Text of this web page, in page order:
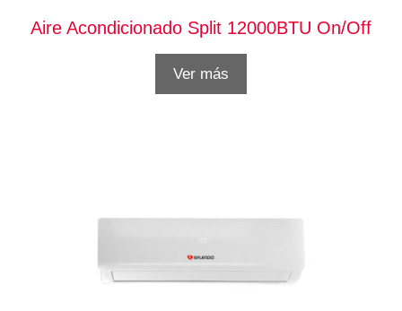
Aire Acondicionado Split 12000BTU On/Off
Ver más